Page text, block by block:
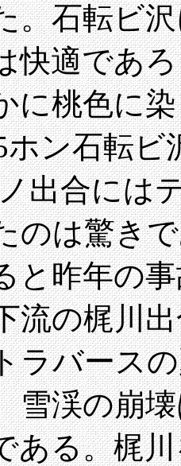
。石転ビ
快適であ
に桃色に
ホン石転
出合には
のは驚き
と昨年の
流の梶川
ラバース
雪渓の崩
ある。梶